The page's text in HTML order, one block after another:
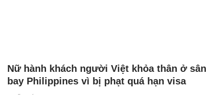
Nữ hành khách người Việt khỏa thân ở sân
bay Philippines vì bị phạt quá hạn visa